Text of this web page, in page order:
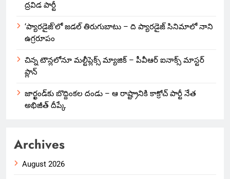
ద్రవిడ పార్టీ
‘ప్యారడైజ్’లో జడల్ తిరుగుబాటు – ది ప్యారడైజ్ సినిమాలో నాని
ఉగ్రరూపం
చిన్న టౌన్లలోనూ మల్టీప్లెక్స్‌ మ్యాజిక్ – పీవీఆర్ ఐనాక్స్ మాస్టర్
ప్లాన్
జార్ఖండ్‌కు బొద్దింకల దండు – ఆ రాష్ట్రానికి కాక్రోచ్ పార్టీ నేత
అభిజీత్ దీప్కే
Archives
August 2026